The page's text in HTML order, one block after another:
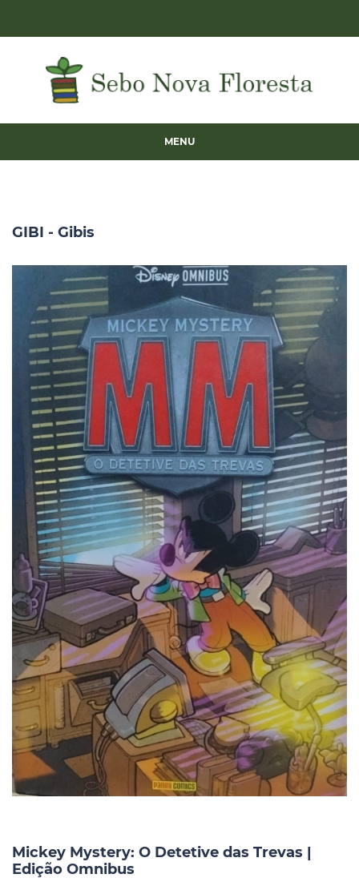
MENU
GIBI - Gibis
Mickey Mystery: O Detetive das Trevas |
Edição Omnibus